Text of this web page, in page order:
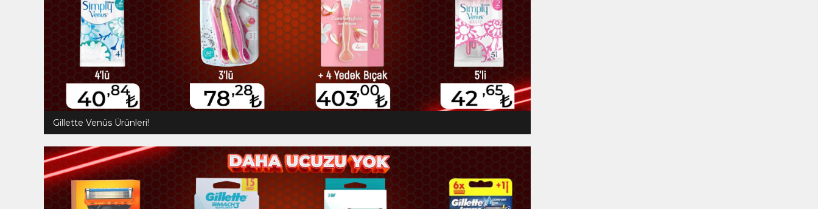
Gillette Venüs Ürünleri!